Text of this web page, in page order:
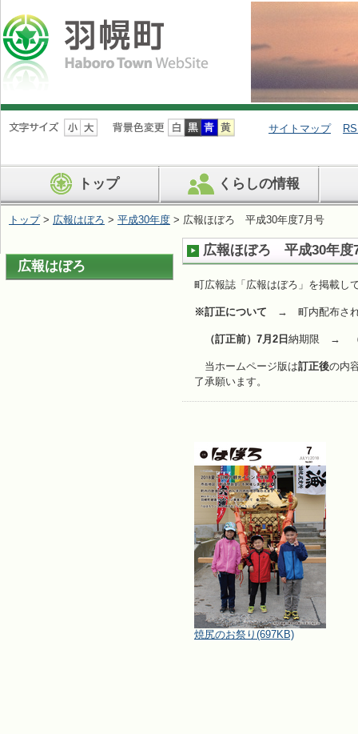
ナ
ビ
ン
を
す
サイトマップ
トップ くらしの情報
トップ> 広報はぼろ > 平成30年度 > 広報ほぼろ 平成30年度7月号
広報ほぼろ 平成30年度
町広報誌「広報はぼろ」を掲載し
※訂正について → 町内配布され
（訂正前）7月2日 納期限 →
当ホームページ版は訂正後の内
了承願います。
焼尻のお祭り (697KB)
広報はぼろ